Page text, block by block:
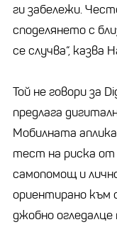
ги забележи.
споделянето с
се случва“, казва
Той не говори за
предлага
Мобилната
тест на риска от
самопомощ и
ориентирано към
джобно